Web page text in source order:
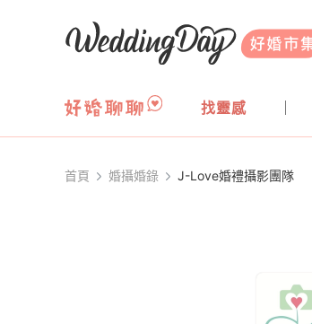
WeddingDay 好婚市集
找靈感
首頁 婚攝婚錄 J-Love婚禮攝影團隊